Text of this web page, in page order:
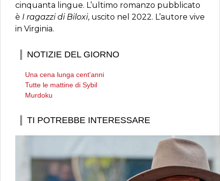
cinquanta lingue. L’ultimo romanzo pubblicato
è I ragazzi di Biloxi, uscito nel 2022. L’autore vive
in Virginia.
NOTIZIE DEL GIORNO
Una cena lunga cent'anni
Tutte le mattine di Sybil
Murdoku
TI POTREBBE INTERESSARE